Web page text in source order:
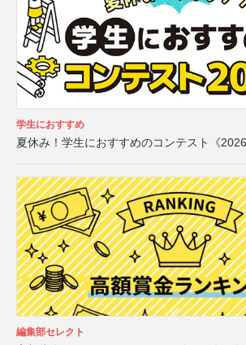
学生におすすめ
夏休み！学生におすすめのコンテスト《
編集部セレクト